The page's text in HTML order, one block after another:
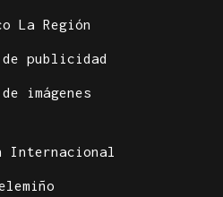
La Región
publicidad
imágenes
Internacional